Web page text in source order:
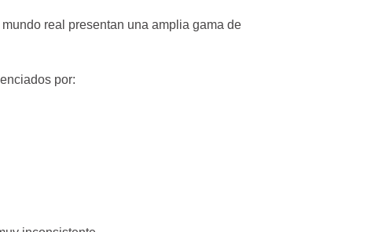
real presentan una amplia gama de
por: